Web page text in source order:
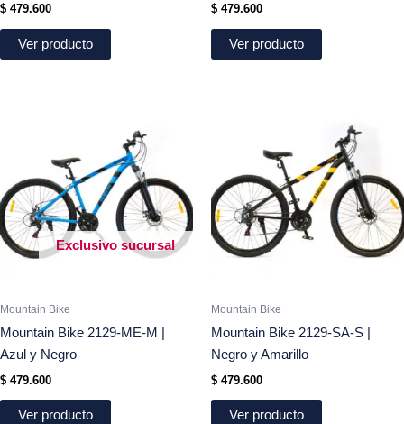
$ 479.600
Ver producto
$ 479.600
Ver producto
Exclusivo sucursal
Mountain Bike
Mountain Bike 2129-ME-M |
Azul y Negro
$ 479.600
Ver producto
Mountain Bike
Mountain Bike 2129-SA-S |
Negro y Amarillo
$ 479.600
Ver producto